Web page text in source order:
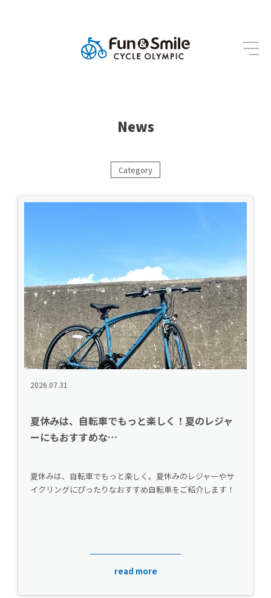
News
Category
2026.07.31
夏休みは、自転車でもっと楽しく！夏のレジャ
ーにもおすすめな…
夏休みは、自転車でもっと楽しく。夏休みのレジャーやサ
イクリングにぴったりなおすすめ自転車をご紹介します！
read more